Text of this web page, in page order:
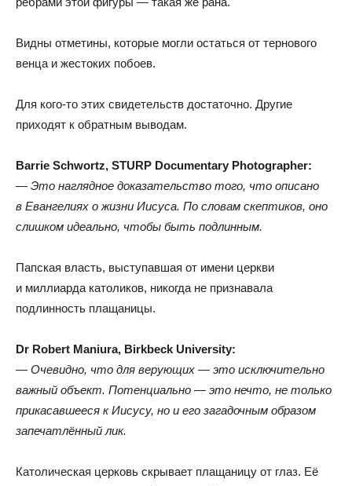
Видны отметины, которые могли остаться от тернового
венца и жестоких побоев.
Для кого-то этих свидетельств достаточно. Другие
приходят к обратным выводам.
Barrie Schwortz, STURP Documentary Photographer:
— Это наглядное доказательство того, что описано
в Евангелиях о жизни Иисуса. По словам скептиков, оно
слишком идеально, чтобы быть подлинным.
Папская власть, выступавшая от имени церкви
и миллиарда католиков, никогда не признавала
подлинность плащаницы.
Dr Robert Maniura, Birkbeck University:
— Очевидно, что для верующих — это исключительно
важный объект. Потенциально — это нечто, не только
прикасавшееся к Иисусу, но и его загадочным образом
запечатлённый лик.
Католическая церковь скрывает плащаницу от глаз. Её